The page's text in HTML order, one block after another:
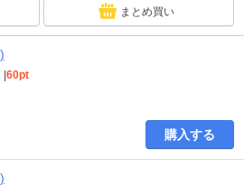
まとめ買い
|60pt
購入する